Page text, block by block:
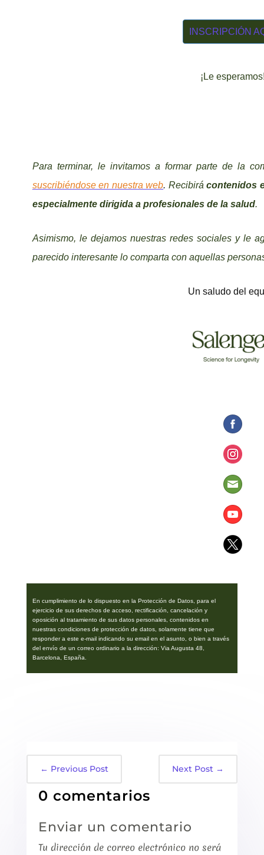
INSCRIPCIÓN
¡Le
Para terminar, le invitamos a formar parte de la
suscribiéndose en nuestra web. Recibirácontenidos
especialmente dirigida a profesionales de la salud.
Asimismo, le dejamos nuestras redes sociales y le
parecido interesante lo comparta con aquellas
Un saludo del
En cumplimiento de lo dispuesto en la Protección de Datos, para el
ejercicio de sus derechos de acceso, rectificación, cancelación y
oposición al tratamiento de sus datos personales, contenidos en
nuestras condiciones de protección de datos, solamente tiene que
responder a este e-mail indicando su email en el asunto, o bien a través
del envío de un correo ordinario a la dirección: Via Augusta 48,
Barcelona, España.
← Previous Post Next Post →
0 comentarios
Enviar un comentario
Tu dirección de correo electrónico no será